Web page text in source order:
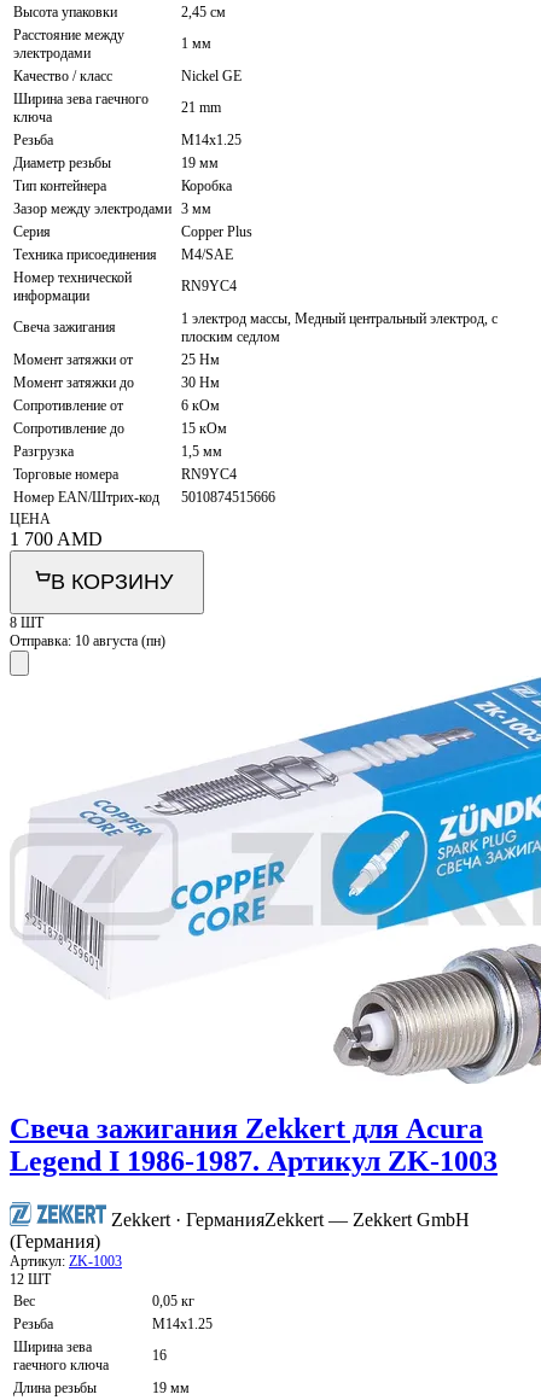
Высота упаковки
2,45 см
Расстояние между
электродами
1 мм
Качество / класс
Nickel GE
Ширина зева гаечного
ключа
21 mm
Резьба
M14x1.25
Диаметр резьбы
19 мм
Тип контейнера
Коробка
Зазор между электродами 3 мм
Серия
Copper Plus
Техника присоединения
M4/SAE
Номер технической
информации
RN9YC4
Свеча зажигания
1 электрод массы, Медный центральный электрод, с
плоским седлом
Момент затяжки от
25 Нм
Момент затяжки до
30 Нм
Сопротивление от
6 кОм
Сопротивление до
15 кОм
Разгрузка
1,5 мм
Торговые номера
RN9YC4
Номер EAN/Штрих-код
5010874515666
ЦЕНА
1 700 AMD
В КОРЗИНУ
8 ШТ
Отправка: 10 августа (пн)
Свеча зажигания Zekkert для Acura
Legend I 1986-1987. Артикул ZK-1003
Zekkert · ГерманияZekkert — Zekkert GmbH
(Германия)
Артикул: ZK-1003
12 ШТ
Вес
0,05 кг
Резьба
M14x1.25
Ширина зева
гаечного ключа
16
Длина резьбы
19 мм